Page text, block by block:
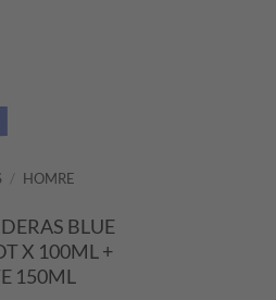
/ HOMRE
BLUE
X 100ML +
150ML